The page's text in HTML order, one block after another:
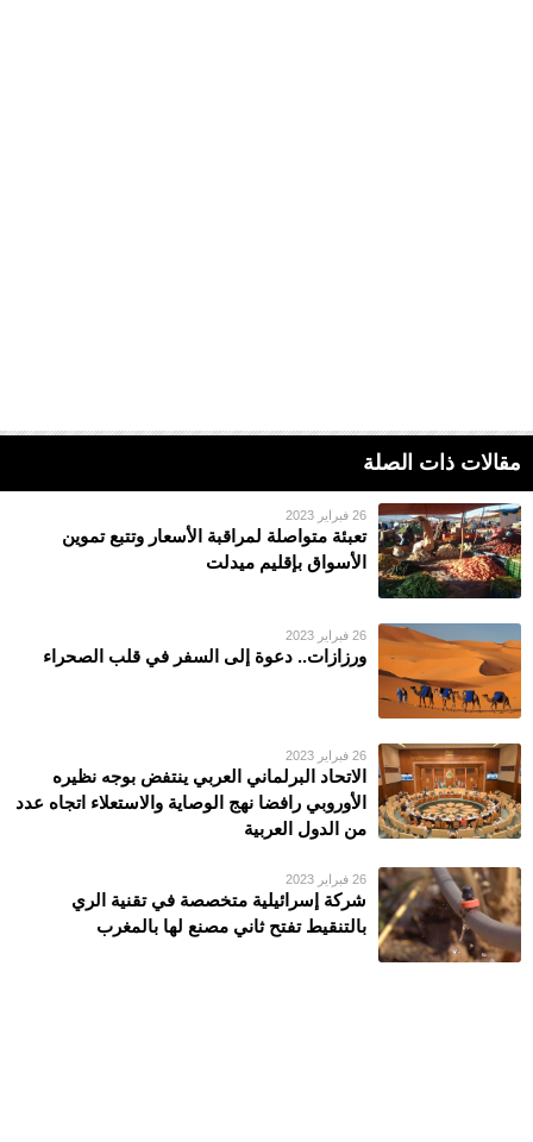
مقالات ذات الصلة
26 فبراير 2023
تعبئة متواصلة لمراقبة الأسعار وتتبع تموين
الأسواق بإقليم ميدلت
26 فبراير 2023
ورزازات.. دعوة إلى السفر في قلب الصحراء
26 فبراير 2023
الاتحاد البرلماني العربي ينتفض بوجه نظيره
الأوروبي رافضا نهج الوصاية والاستعلاء اتجاه عدد
من الدول العربية
26 فبراير 2023
شركة إسرائيلية متخصصة في تقنية الري
بالتنقيط تفتح ثاني مصنع لها بالمغرب